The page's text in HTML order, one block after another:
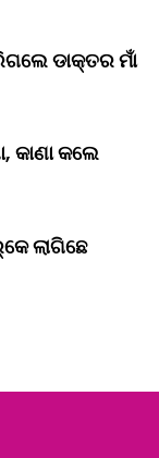
ଡାକ୍ତର ମାଁ
କାଣା କଲେ
ଲାଗିଛେ